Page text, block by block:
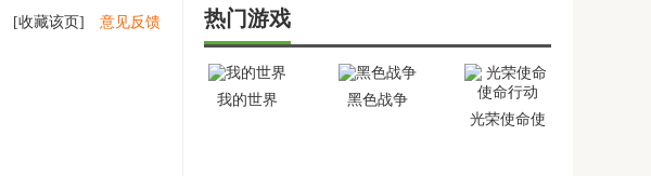
[收藏该页] 意见反馈 热门游戏
我的世界
黑色战争
光荣使命使